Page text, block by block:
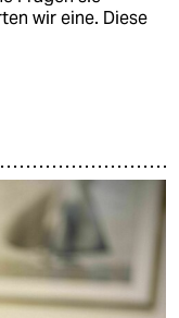
wir eine. Diese